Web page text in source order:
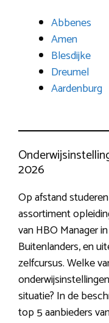
Abbenes
Amen
Blesdijke
Dreumel
Aardenburg
2026
Op afstand
assortiment
van HBO Manager
Buitenlanders, en
zelfcursus. Welke
situatie? In de
top 5 aanbieders